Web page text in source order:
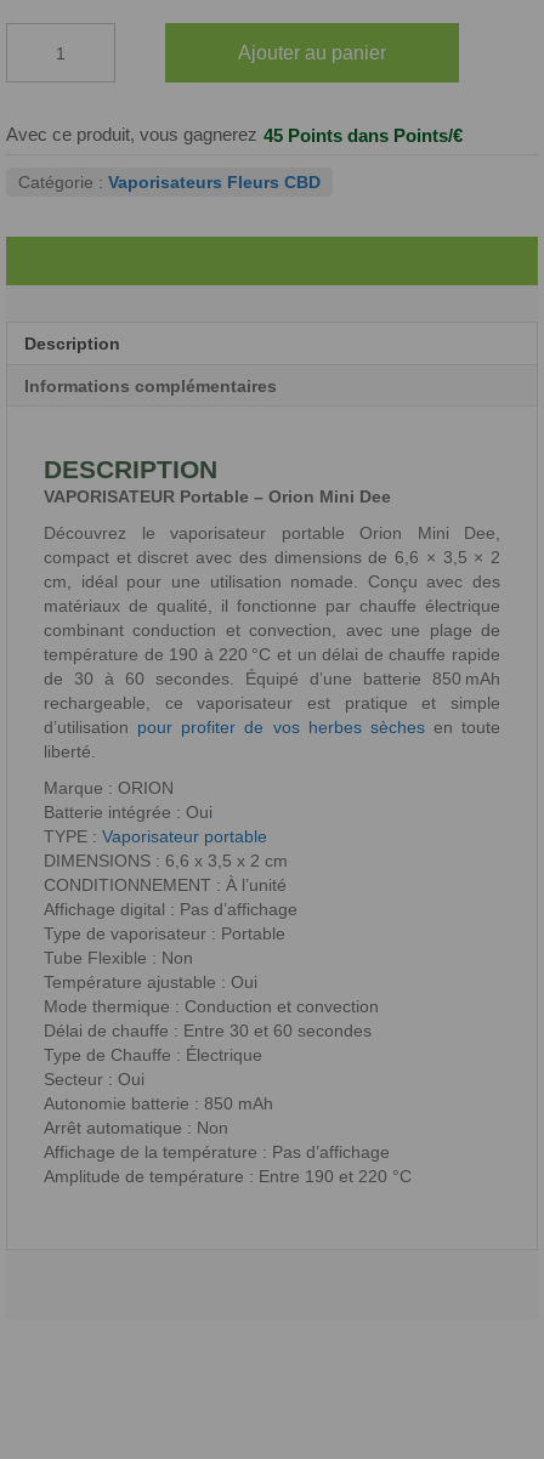
VAPORISATEUR
–
Mini
Ajouter au panier
Avec ce produit, vous gagnerez 45 Points dans Points/€
Catégorie : Vaporisateurs Fleurs CBD
Description
Informations complémentaires
DESCRIPTION
VAPORISATEUR Portable – Orion Mini Dee
Découvrez le vaporisateur portable Orion Mini Dee,
compact et discret avec des dimensions de 6,6 × 3,5 × 2
cm, idéal pour une utilisation nomade. Conçu avec des
matériaux de qualité, il fonctionne par chauffe électrique
combinant conduction et convection, avec une plage de
température de 190 à 220 °C et un délai de chauffe rapide
de 30 à 60 secondes. Équipé d’une batterie 850 mAh
rechargeable, ce vaporisateur est pratique et simple
d’utilisation pour profiter de vos herbes sèchesen toute
liberté.
Marque : ORION
Batterie intégrée : Oui
TYPE : Vaporisateur portable
DIMENSIONS : 6,6 x 3,5 x 2 cm
CONDITIONNEMENT : À l’unité
Affichage digital : Pas d’affichage
Type de vaporisateur : Portable
Tube Flexible : Non
Température ajustable : Oui
Mode thermique : Conduction et convection
Délai de chauffe : Entre 30 et 60 secondes
Type de Chauffe : Électrique
Secteur : Oui
Autonomie batterie : 850 mAh
Arrêt automatique : Non
Affichage de la température : Pas d’affichage
Amplitude de température : Entre 190 et 220 °C